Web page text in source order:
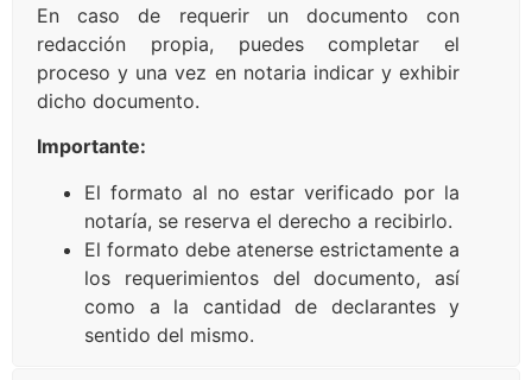
En caso de requerir un documento con
redacción propia, puedes completar el
proceso y una vez en notaria indicar y exhibir
dicho documento.
Importante:
El formato al no estar verificado por la
notaría, se reserva el derecho a recibirlo.
El formato debe atenerse estrictamente a
los requerimientos del documento, así
como a la cantidad de declarantes y
sentido del mismo.